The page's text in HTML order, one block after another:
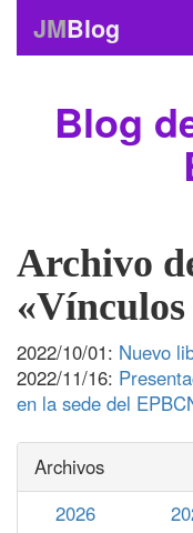
JMBlog
Blog
Archivo
2022/10/01: Nuevo
2022/11/16:
en la sede del
Archivos
2026